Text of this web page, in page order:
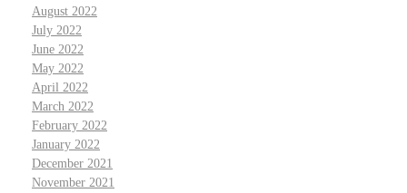
August 2022
July 2022
June 2022
May 2022
April 2022
March 2022
February 2022
January 2022
December 2021
November 2021